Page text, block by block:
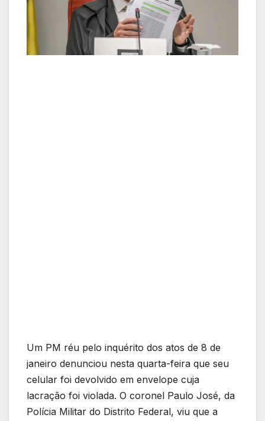
Um PM réu pelo inquérito dos atos de 8 de
janeiro denunciou nesta quarta-feira que seu
celular foi devolvido em envelope cuja
lacração foi violada. O coronel Paulo José, da
Polícia Militar do Distrito Federal, viu que a